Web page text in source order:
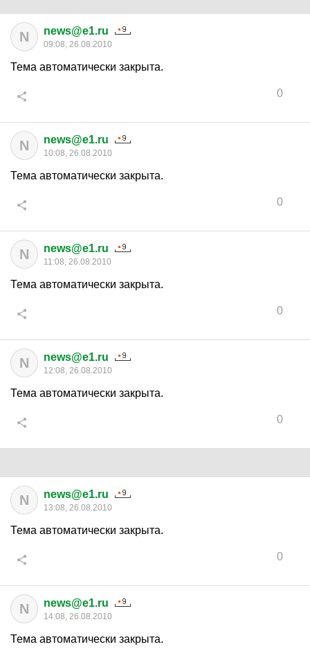
N news@e1.ru
09:08, 26.08.2010
Тема автоматически закрыта.
0
N news@e1.ru
10:08, 26.08.2010
Тема автоматически закрыта.
0
N news@e1.ru
11:08, 26.08.2010
Тема автоматически закрыта.
0
N news@e1.ru
12:08, 26.08.2010
Тема автоматически закрыта.
0
N news@e1.ru
13:08, 26.08.2010
Тема автоматически закрыта.
0
N news@e1.ru
14:08, 26.08.2010
Тема автоматически закрыта.